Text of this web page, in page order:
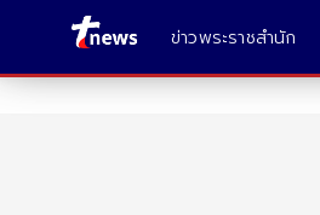
ข่าวพระราชสำนัก